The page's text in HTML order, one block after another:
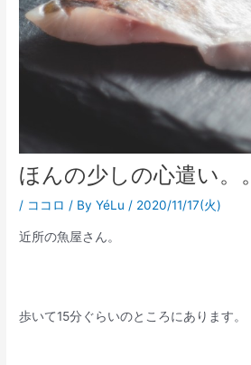
ほんの少しの心遣い。。
/ ココロ / ByYéLu / 2020/11/17(火)
近所の魚屋さん。
歩いて15分ぐらいのところにあります。